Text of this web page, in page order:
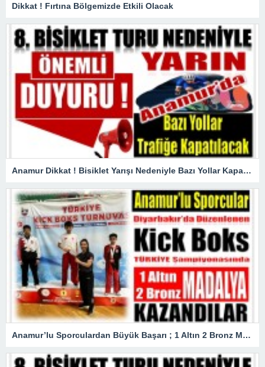
Dikkat ! Fırtına Bölgemizde Etkili Olacak
Anamur Dikkat ! Bisiklet Yarışı Nedeniyle Bazı Yollar Kapanacak
Anamur’lu Sporculardan Büyük Başarı ; 1 Altın 2 Bronz Madalya Kazandılar